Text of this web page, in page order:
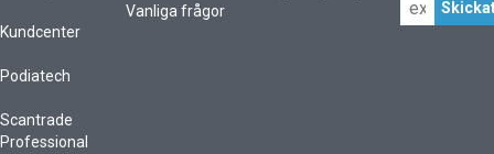
Kundcenter
Podiatech
Scantrade
Professional
Vanliga frågor